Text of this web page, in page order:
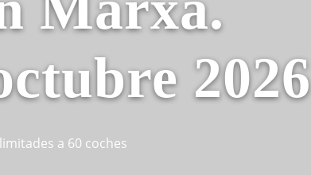
2026
a 60 coches